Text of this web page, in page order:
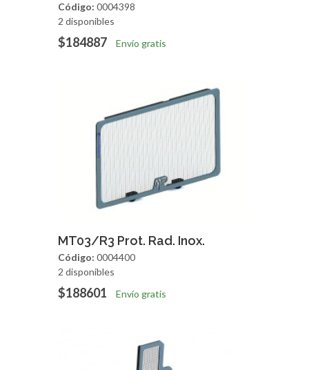
Código: 0004398
2 disponibles
$184887 Envío gratis
Agregar Vista Rapida
MT03/R3 Prot. Rad. Inox.
Código: 0004400
2 disponibles
$188601 Envío gratis